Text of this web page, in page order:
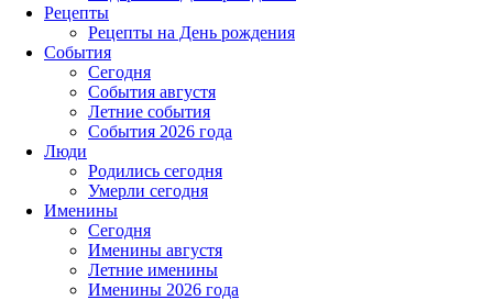
Рецепты
Рецепты на День рождения
События
Cегодня
События августя
Летние события
События 2026 года
Люди
Родились сегодня
Умерли сегодня
Именины
Cегодня
Именины августя
Летние именины
Именины 2026 года